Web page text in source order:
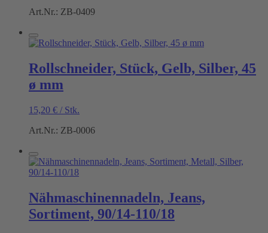
Art.Nr.: ZB-0409
Rollschneider, Stück, Gelb, Silber, 45
ø mm
15,20 € / Stk.
Art.Nr.: ZB-0006
Nähmaschinennadeln, Jeans,
Sortiment, 90/14-110/18